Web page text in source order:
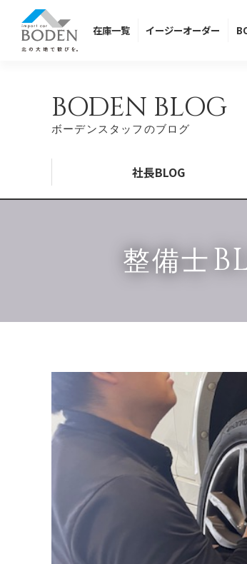
在庫一覧 イージーオーダー
BODEN BLOG
ボーデンスタッフのブログ
社長BLOG
整備士